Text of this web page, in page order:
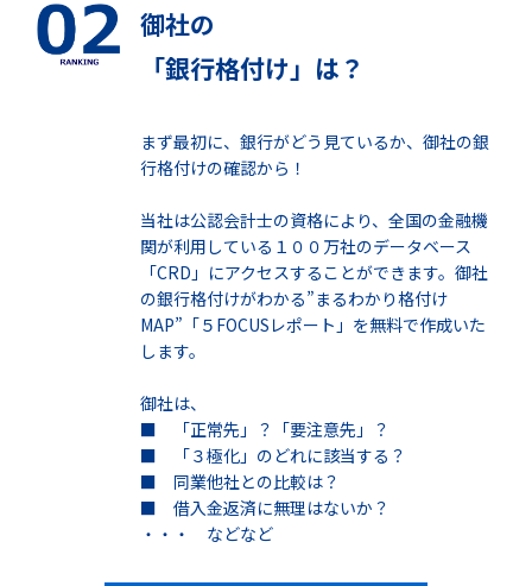
御社の
「銀行格付け」は？
まず最初に、銀行がどう見ているか、御社の銀
行格付けの確認から！
当社は公認会計士の資格により、全国の金融機
関が利用している１００万社のデータベース
「CRD」にアクセスすることができます。御社
の銀行格付けがわかる”まるわかり格付け
MAP”「５FOCUSレポート」を無料で作成いた
します。
御社は、
■ 「正常先」？「要注意先」？
■ 「３極化」のどれに該当する？
■ 同業他社との比較は？
■ 借入金返済に無理はないか？
・・・ などなど